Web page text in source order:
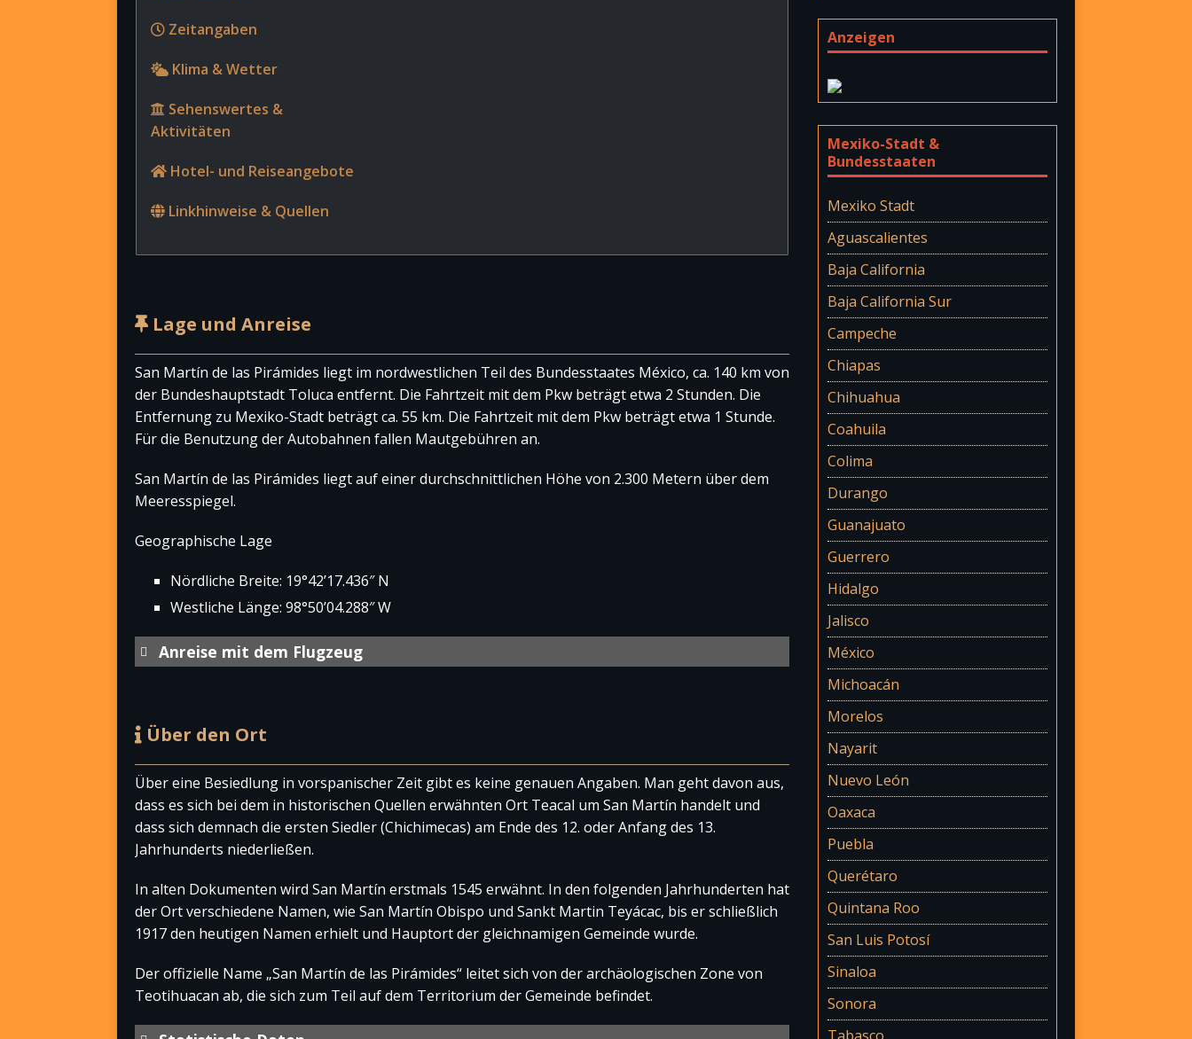
Zeitangaben
Klima & Wetter
Sehenswertes &
Aktivitäten
Hotel- und Reiseangebote
Linkhinweise & Quellen
Lage und Anreise
San Martín de las Pirámides liegt im nordwestlichen Teil des Bundesstaates México, ca. 140 km von
der Bundeshauptstadt Toluca entfernt. Die Fahrtzeit mit dem Pkw beträgt etwa 2 Stunden. Die
Entfernung zu Mexiko-Stadt beträgt ca. 55 km. Die Fahrtzeit mit dem Pkw beträgt etwa 1 Stunde.
Für die Benutzung der Autobahnen fallen Mautgebühren an.
San Martín de las Pirámides liegt auf einer durchschnittlichen Höhe von 2.300 Metern über dem
Meeresspiegel.
Geographische Lage
Nördliche Breite: 19°42’17.436″ N
Westliche Länge: 98°50’04.288″ W
Anreise mit dem Flugzeug
Toluca liegt ca. 16 km von der Stadt Toluca und ca. 45 km von
Aeropuerto Internacional de la Ciudad de Mexico „Benito Juárez“ (AICM) Der Flughafen ist
der größte Flughafen des Landes und zählt nach den Passagierzahlen auch zu[…
weiterlesen]
Über den Ort
Über eine Besiedlung in vorspanischer Zeit gibt es keine genauen Angaben. Man geht davon aus,
dass es sich bei dem in historischen Quellen erwähnten Ort Teacal um San Martín handelt und
dass sich demnach die ersten Siedler (Chichimecas) am Ende des 12. oder Anfang des 13.
Jahrhunderts niederließen.
In alten Dokumenten wird San Martín erstmals 1545 erwähnt. In den folgenden Jahrhunderten hat
der Ort verschiedene Namen, wie San Martín Obispo und Sankt Martin Teyácac, bis er schließlich
1917 den heutigen Namen erhielt und Hauptort der gleichnamigen Gemeinde wurde.
Der offizielle Name „San Martín de las Pirámides“ leitet sich von der archäologischen Zone von
Teotihuacan ab, die sich zum Teil auf dem Territorium der Gemeinde befindet.
Anzeigen
Mexiko-Stadt &
Bundesstaaten
Mexiko Stadt
Aguascalientes
Baja California
Baja California Sur
Campeche
Chiapas
Chihuahua
Coahuila
Colima
Durango
Guanajuato
Guerrero
Hidalgo
Jalisco
México
Michoacán
Morelos
Nayarit
Nuevo León
Oaxaca
Puebla
Querétaro
Quintana Roo
San Luis Potosí
Sinaloa
Sonora